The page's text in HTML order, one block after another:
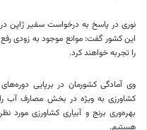
نوری در پاسخ به درخواست سفیر ژاپن
این کشور گفت: موانع موجود به زودی
را تجربه خواهند کرد.
وی آمادگی کشورمان در برپایی
کشاورزی به ویژه در بخش مصارف آب را
بهره‌وری برنج و آبیاری کشاورزی مورد
هستیم.